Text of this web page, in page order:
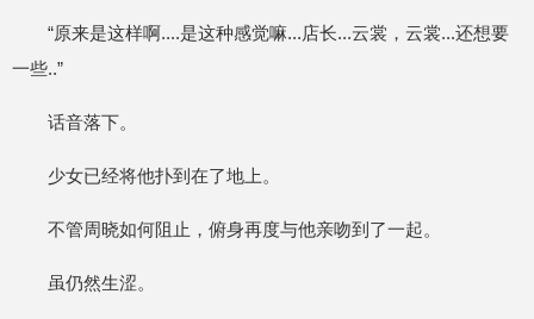
“原来是这样啊....是这种感觉嘛...店长...云裳，云裳...还想要
一些..”
话音落下。
少女已经将他扑到在了地上。
不管周晓如何阻止，俯身再度与他亲吻到了一起。
虽仍然生涩。